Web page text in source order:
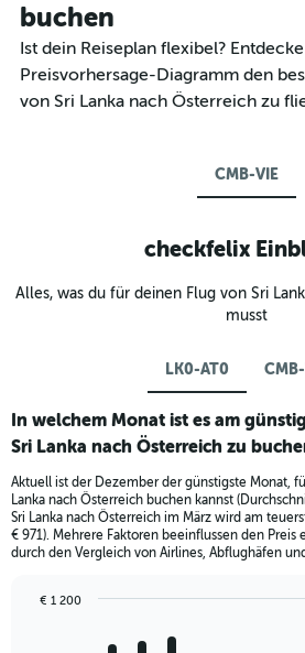
buchen
Ist dein Reiseplan flexibel?
Preisvorhersage-Diagramm den
von Sri Lanka nach Österreich zu
CMB-VIE
checkfelix
Alles, was du für deinen Flug von Sri
musst
LK0-AT0
In welchem Monat ist es am
Sri Lanka nach Österreich zu
Aktuell ist der Dezember der günstigste Monat,
Lanka nach Österreich buchen kannst
Sri Lanka nach Österreich im März wird am
€ 971). Mehrere Faktoren beeinflussen den Preis
durch den Vergleich von Airlines, Abflughäfen
€ 1 200